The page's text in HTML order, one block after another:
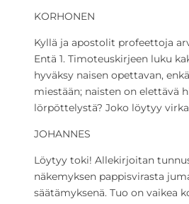
KORHONEN
Kyllä ja apostolit profeettoja
Entä 1. Timoteuskirjeen luku
hyväksy naisen opettavan,
miestään; naisten on elettävä
lörpöttelystä? Joko löytyy
JOHANNES
Löytyy toki! Allekirjoitan
näkemyksen pappisvirasta
säätämyksenä. Tuo on vaikea